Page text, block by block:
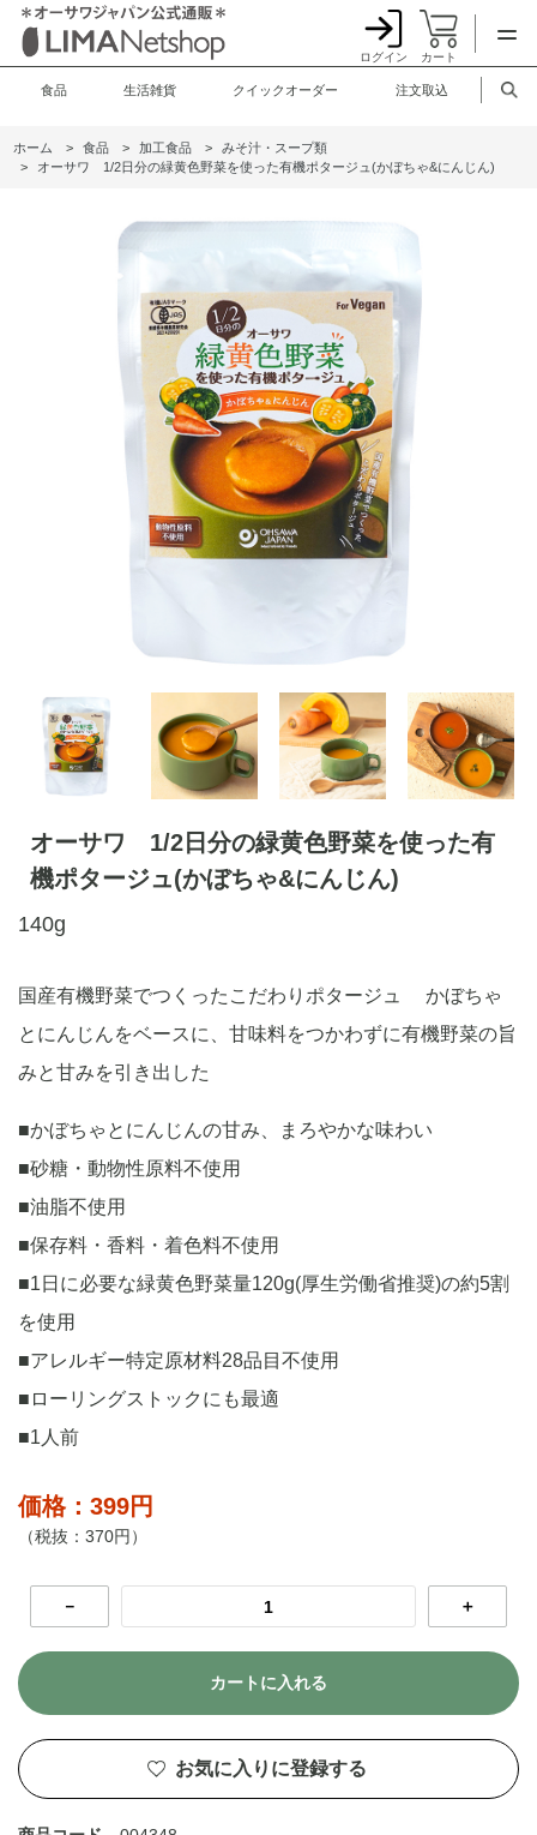
ログイン カート
食品 生活雑貨 クイックオーダー 注文取込
ホーム > 食品 > 加工食品 >
みそ汁・スープ類
>
オーサワ 1/2日分の緑黄色野菜を使った有機ポタージュ(かぼちゃ&にんじん)
オーサワ 1/2日分の緑黄色野菜を使った有
機ポタージュ(かぼちゃ&にんじん)
140g
国産有機野菜でつくったこだわりポタージュ かぼちゃ
とにんじんをベースに、甘味料をつかわずに有機野菜の旨
みと甘みを引き出した
■かぼちゃとにんじんの甘み、まろやかな味わい
■砂糖・動物性原料不使用
■油脂不使用
■保存料・香料・着色料不使用
■1日に必要な緑黄色野菜量120g(厚生労働省推奨)の約5割
を使用
■アレルギー特定原材料28品目不使用
■ローリングストックにも最適
■1人前
価格：399円
（税抜：370円）
－ ＋
カートに入れる
お気に入りに登録する